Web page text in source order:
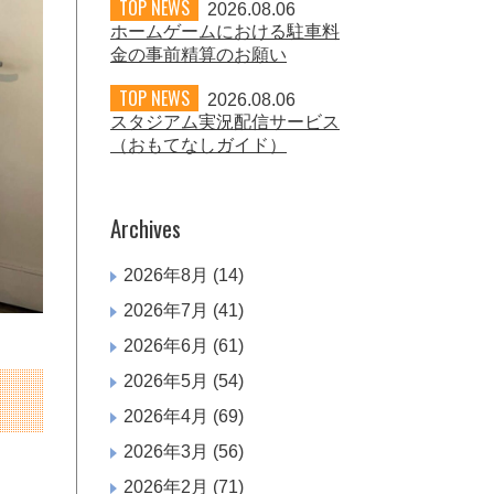
TOP NEWS
2026.08.06
ホームゲームにおける駐車料
金の事前精算のお願い
TOP NEWS
2026.08.06
スタジアム実況配信サービス
（おもてなしガイド）
Archives
2026年8月 (14)
2026年7月 (41)
2026年6月 (61)
2026年5月 (54)
2026年4月 (69)
2026年3月 (56)
2026年2月 (71)